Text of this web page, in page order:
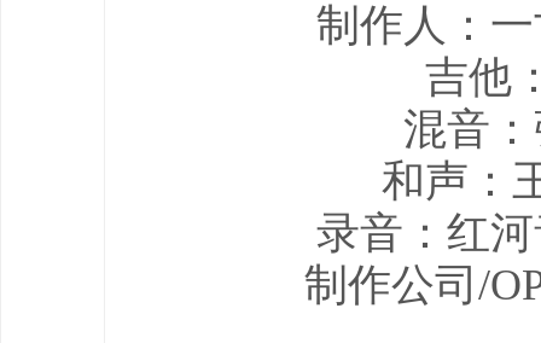
制作人：
吉他
混音
和声：
录音：红
制作公司/